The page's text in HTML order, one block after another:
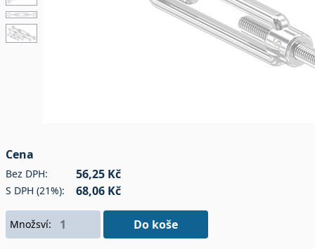
Cena
Bez DPH: 56,25 Kč
S DPH (21%): 68,06 Kč
Množsví: Do koše